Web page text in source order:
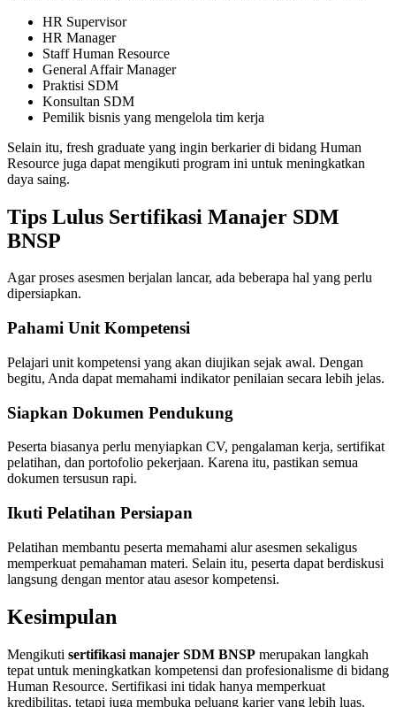
HR Supervisor
HR Manager
Staff Human Resource
General Affair Manager
Praktisi SDM
Konsultan SDM
Pemilik bisnis yang mengelola tim kerja
Selain itu, fresh graduate yang ingin berkarier di bidang Human
Resource juga dapat mengikuti program ini untuk meningkatkan
daya saing.
Tips Lulus Sertifikasi Manajer SDM
BNSP
Agar proses asesmen berjalan lancar, ada beberapa hal yang perlu
dipersiapkan.
Pahami Unit Kompetensi
Pelajari unit kompetensi yang akan diujikan sejak awal. Dengan
begitu, Anda dapat memahami indikator penilaian secara lebih jelas.
Siapkan Dokumen Pendukung
Peserta biasanya perlu menyiapkan CV, pengalaman kerja, sertifikat
pelatihan, dan portofolio pekerjaan. Karena itu, pastikan semua
dokumen tersusun rapi.
Ikuti Pelatihan Persiapan
Pelatihan membantu peserta memahami alur asesmen sekaligus
memperkuat pemahaman materi. Selain itu, peserta dapat berdiskusi
langsung dengan mentor atau asesor kompetensi.
Kesimpulan
Mengikuti sertifikasi manajer SDM BNSP merupakan langkah
tepat untuk meningkatkan kompetensi dan profesionalisme di bidang
Human Resource. Sertifikasi ini tidak hanya memperkuat
kredibilitas, tetapi juga membuka peluang karier yang lebih luas.